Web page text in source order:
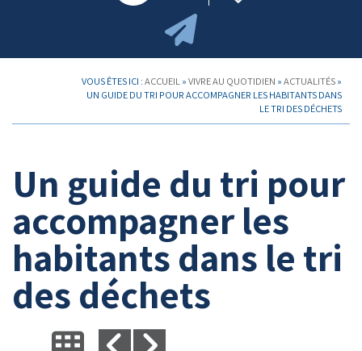
VOUS ÊTES ICI :ACCUEIL»VIVRE AU QUOTIDIEN »ACTUALITÉS»
UN GUIDE DU TRI POUR ACCOMPAGNER LES HABITANTS DANS
LE TRI DES DÉCHETS
Un guide du tri pour
accompagner les
habitants dans le tri
des déchets